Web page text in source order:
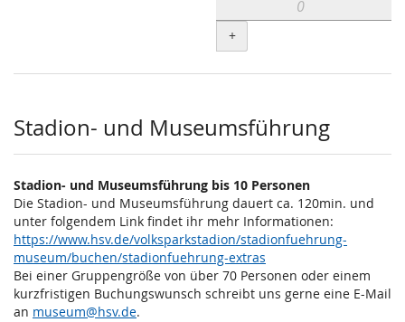
+
Stadion- und Museumsführung
Stadion- und Museumsführung bis 10 Personen
Die Stadion- und Museumsführung dauert ca. 120min. und
unter folgendem Link findet ihr mehr Informationen:
https://www.hsv.de/volksparkstadion/stadionfuehrung-
museum/buchen/stadionfuehrung-extras
Bei einer Gruppengröße von über 70 Personen oder einem
kurzfristigen Buchungswunsch schreibt uns gerne eine E-Mail
an museum@hsv.de.